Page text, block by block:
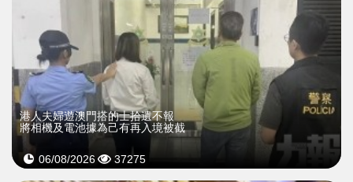
​港人夫婦遊澳門搭的士拾遺不報
將相機及電池據為己有再入境被截
06/08/2026 37275